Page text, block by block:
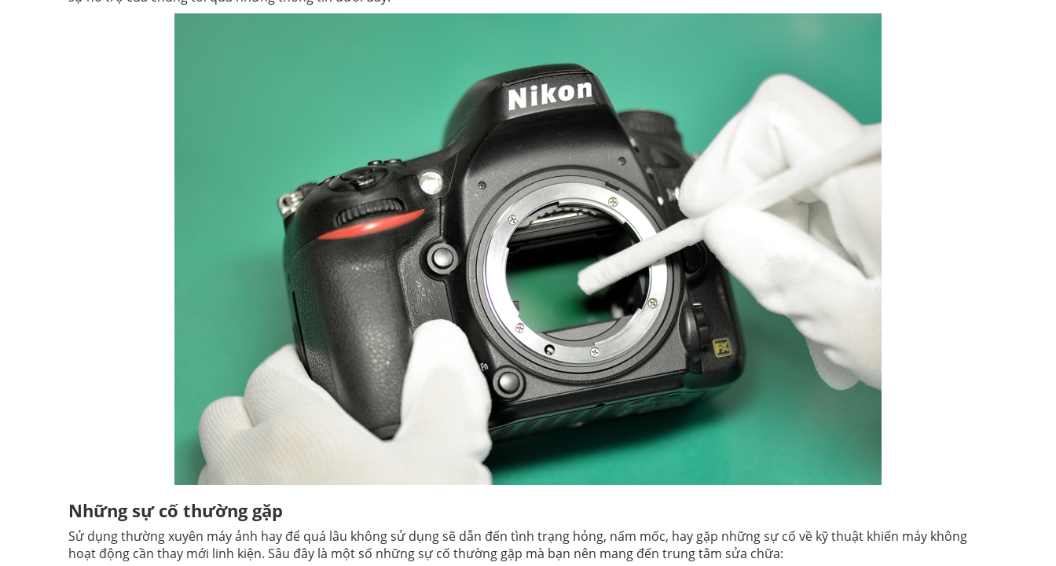
Những sự cố thường gặp
Sử dụng thường xuyên máy ảnh hay để quá lâu không sử dụng sẽ dẫn đến tình trạng hỏng, nấm mốc, hay gặp những sự cố về kỹ thuật khiến máy không
hoạt động cần thay mới linh kiện. Sâu đây là một số những sự cố thường gặp mà bạn nên mang đến trung tâm sửa chữa: